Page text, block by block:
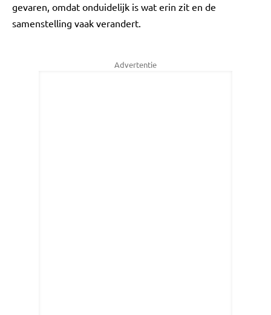
gevaren, omdat onduidelijk is wat erin zit en de
samenstelling vaak verandert.
Advertentie